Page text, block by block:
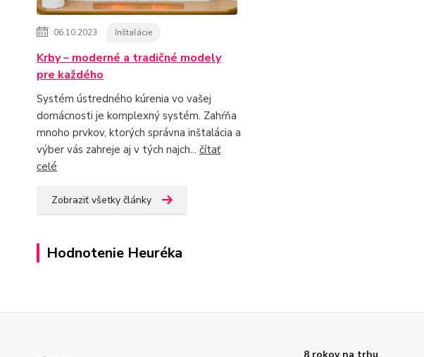
06.10.2023 Inštalácie
Krby – moderné a tradičné modely
pre každého
Systém ústredného kúrenia vo vašej
domácnosti je komplexný systém. Zahŕňa
mnoho prvkov, ktorých správna inštalácia a
výber vás zahreje aj v tých najch... čítať
celé
Zobraziť všetky články
Hodnotenie Heuréka